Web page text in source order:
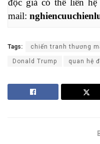
độc giả có thể liên
mail:
Tags: chiến tranh thương
Donald Trump quan hệ